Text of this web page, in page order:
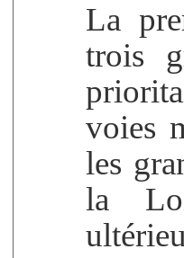
La
trois
voies
les
la